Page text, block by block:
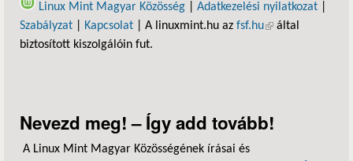
Linux Mint Magyar Közösség
Adatkezelési nyilatkozat
Szabályzat
Kapcsolat | A linuxmint.hu az fsf.hu(külső hivatkozás)
által
biztosított kiszolgálóin fut.
Nevezd meg! – Így add tovább!
A Linux Mint Magyar Közösségének írásai és